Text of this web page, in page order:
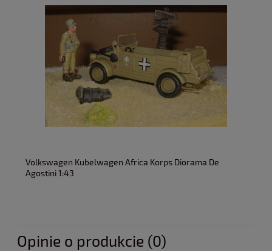
Volkswagen Kubelwagen Africa Korps Diorama De
Agostini 1:43
Opinie o produkcie (0)